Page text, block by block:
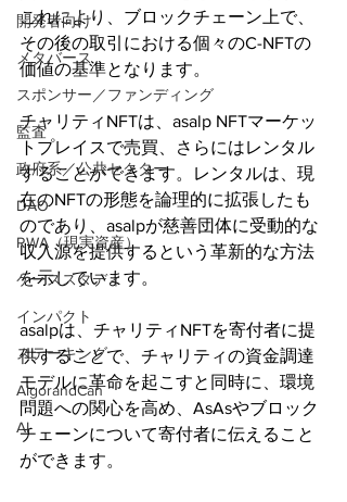
開発者向け
メタバース
スポンサー／ファンディング
監査
政府系／公共セクター
DAO
RWA（現実資産）
ケーススタディ
インパクト
ステーキング
AlgorandCan
AI
これにより、ブロックチェーン上で、
その後の取引における個々のC-NFTの
価値の基準となります。
チャリティNFTは、asalp NFTマーケッ
トプレイスで売買、さらにはレンタル
することができます。レンタルは、現
在のNFTの形態を論理的に拡張したも
のであり、asalpが慈善団体に受動的な
収入源を提供するという革新的な方法
を示しています。
asalpは、チャリティNFTを寄付者に提
供することで、チャリティの資金調達
モデルに革命を起こすと同時に、環境
問題への関心を高め、AsAsやブロック
チェーンについて寄付者に伝えること
ができます。